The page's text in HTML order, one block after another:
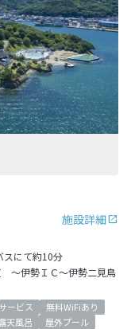
施設詳細
スにて約10分
～伊勢ＩＣ～伊勢二見鳥
ービス
無料WiFiあり
天風呂
屋外プール